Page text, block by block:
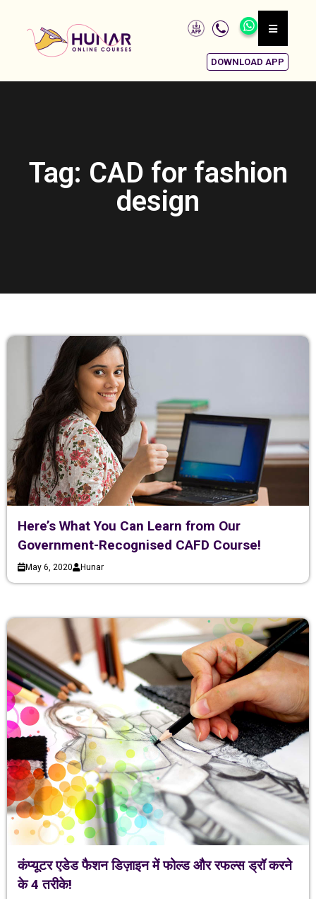
DOWNLOAD APP
Tag: CAD for fashion
design
Here’s What You Can Learn from Our
Government-Recognised CAFD Course!
May 6, 2020 Hunar
कंप्यूटर एडेड फैशन डिज़ाइन में फोल्ड और रफल्स ड्रॉ करने
के 4 तरीके!